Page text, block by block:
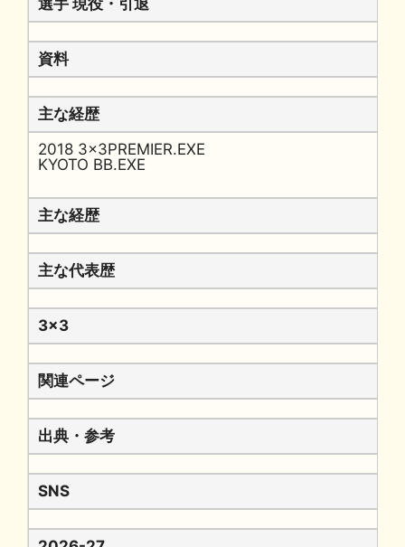
選手 現役・引退
資料
主な経歴
2018 3x3PREMIER.EXE
KYOTO BB.EXE
主な経歴
主な代表歴
3x3
関連ページ
出典・参考
SNS